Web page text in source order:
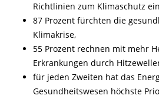
Richtlinien zum Klimaschutz
87 Prozent fürchten die
Klimakrise,
55 Prozent rechnen mit mehr
Erkrankungen durch
für jeden Zweiten hat das
Gesundheitswesen höchste